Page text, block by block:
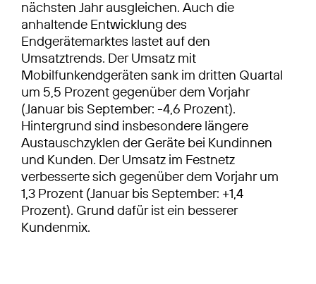
nächsten Jahr ausgleichen. Auch die
anhaltende Entwicklung des
Endgerätemarktes lastet auf den
Umsatztrends. Der Umsatz mit
Mobilfunkendgeräten sank im dritten Quartal
um 5,5 Prozent gegenüber dem Vorjahr
(Januar bis September: -4,6 Prozent).
Hintergrund sind insbesondere längere
Austauschzyklen der Geräte bei Kundinnen
und Kunden. Der Umsatz im Festnetz
verbesserte sich gegenüber dem Vorjahr um
1,3 Prozent (Januar bis September: +1,4
Prozent). Grund dafür ist ein besserer
Kundenmix.